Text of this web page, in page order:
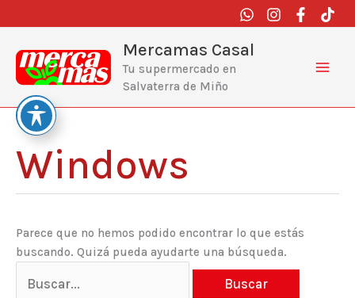
al
contenido
Mercamas Casal
Tu supermercado en
Salvaterra de Miño
Windows
Parece que no hemos podido encontrar lo que estás
buscando. Quizá pueda ayudarte una búsqueda.
Buscar
por: